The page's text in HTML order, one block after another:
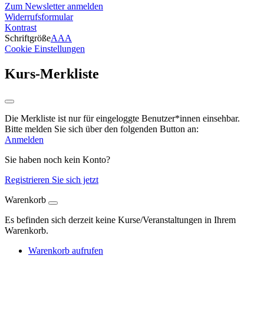
Zum Newsletter anmelden
Widerrufsformular
Kontrast
SchriftgrößeAAA
Cookie Einstellungen
Kurs-Merkliste
Die Merkliste ist nur für eingeloggte Benutzer*innen einsehbar.
Bitte melden Sie sich über den folgenden Button an:
Anmelden
Sie haben noch kein Konto?
Registrieren Sie sich jetzt
Warenkorb
Es befinden sich derzeit keine Kurse/Veranstaltungen in Ihrem
Warenkorb.
Warenkorb aufrufen